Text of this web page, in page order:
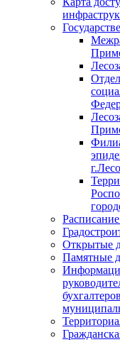
Открытые
Памятные